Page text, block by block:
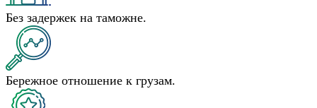
Без задержек на таможне.
Бережное отношение к грузам.